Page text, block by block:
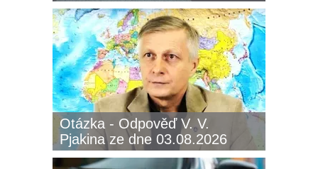
Otázka - Odpověď V. V.
Pjakina ze dne 03.08.2026